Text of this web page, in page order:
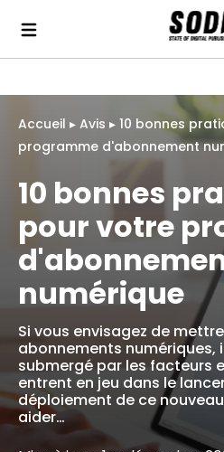
Accueil ▸ Avis ▸ 10 bonnes
programme d'abonnement
10 bonnes
pour votre
numérique
Si vous envisagez de
abonnements numériques,
submergé par les facteurs
entrent en jeu dans le
déploiement de ce
aider…